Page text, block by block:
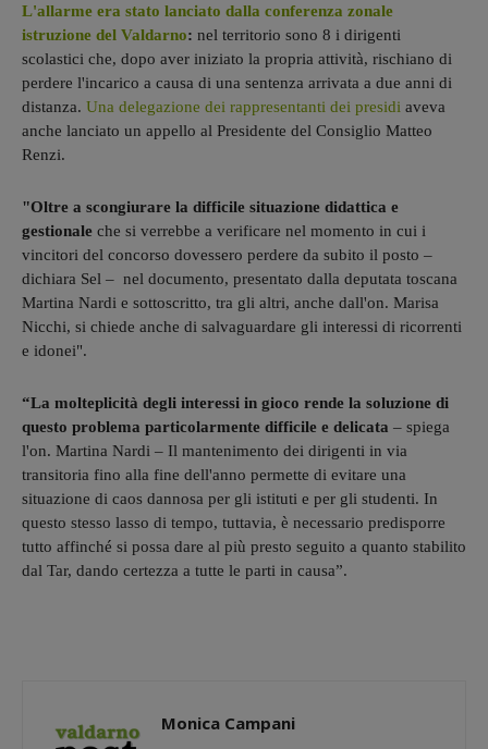
L'allarme era stato lanciato dalla conferenza zonale
istruzione del Valdarno: nel territorio sono 8 i dirigenti
scolastici che, dopo aver iniziato la propria attività, rischiano di
perdere l'incarico a causa di una sentenza arrivata a due anni di
distanza. Una delegazione dei rappresentanti dei presidi aveva
anche lanciato un appello al Presidente del Consiglio Matteo
Renzi.
"Oltre a scongiurare la difficile situazione didattica e
gestionale che si verrebbe a verificare nel momento in cui i
vincitori del concorso dovessero perdere da subito il posto –
dichiara Sel – nel documento, presentato dalla deputata toscana
Martina Nardi e sottoscritto, tra gli altri, anche dall'on. Marisa
Nicchi, si chiede anche di salvaguardare gli interessi di ricorrenti
e idonei".
“La molteplicità degli interessi in gioco rende la soluzione di
questo problema particolarmente difficile e delicata – spiega
l'on. Martina Nardi – Il mantenimento dei dirigenti in via
transitoria fino alla fine dell'anno permette di evitare una
situazione di caos dannosa per gli istituti e per gli studenti. In
questo stesso lasso di tempo, tuttavia, è necessario predisporre
tutto affinché si possa dare al più presto seguito a quanto stabilito
dal Tar, dando certezza a tutte le parti in causa”.
Monica Campani